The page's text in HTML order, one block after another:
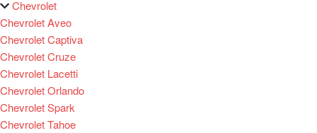
Chevrolet
Chevrolet Aveo
Chevrolet Captiva
Chevrolet Cruze
Chevrolet Lacetti
Chevrolet Orlando
Chevrolet Spark
Chevrolet Tahoe